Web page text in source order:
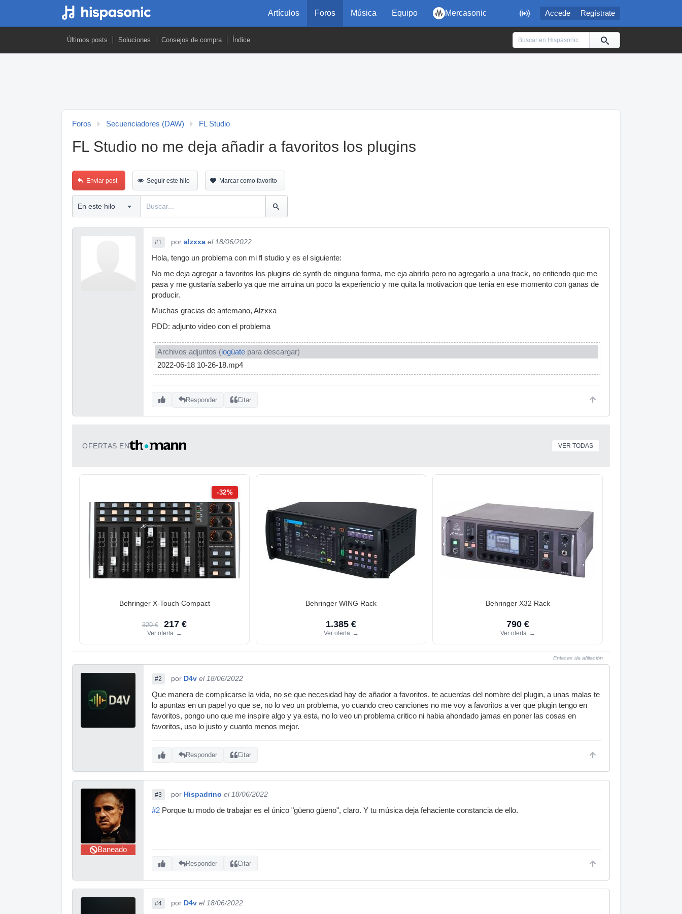
 Accede Regístrate
Artículos Foros Música Equipo Mercasonic
Últimos posts Soluciones Consejos de compra Índice
Foros Secuenciadores (DAW) FL Studio
FL Studio no me deja añadir a favoritos los plugins
Enviar post Seguir este hilo Marcar como favorito
#1 por alzxxa el 18/06/2022
Hola, tengo un problema con mi fl studio y es el siguiente:
No me deja agregar a favoritos los plugins de synth de ninguna forma, me eja abrirlo pero no agregarlo a una track, no entiendo que me
pasa y me gustaría saberlo ya que me arruina un poco la experiencio y me quita la motivacion que tenia en ese momento con ganas de
producir.
Muchas gracias de antemano, Alzxxa
PDD: adjunto video con el problema
Archivos adjuntos (logúate para descargar)
2022-06-18 10-26-18.mp4
Responder Citar
OFERTAS EN VER TODAS
-32%
Behringer X-Touch Compact
320 € 217 €
Ver oferta →
Behringer WING Rack
1.385 €
Ver oferta →
Behringer X32 Rack
790 €
Ver oferta →
Enlaces de afiliación
#2 por D4v el 18/06/2022
Que manera de complicarse la vida, no se que necesidad hay de añador a favoritos, te acuerdas del nombre del plugin, a unas malas te
lo apuntas en un papel yo que se, no lo veo un problema, yo cuando creo canciones no me voy a favoritos a ver que plugin tengo en
favoritos, pongo uno que me inspire algo y ya esta, no lo veo un problema critico ni habia ahondado jamas en poner las cosas en
favoritos, uso lo justo y cuanto menos mejor.
Responder Citar
Baneado
#3 por Hispadrino el 18/06/2022
#2 Porque tu modo de trabajar es el único "güeno güeno", claro. Y tu música deja fehaciente constancia de ello.
Responder Citar
#4 por D4v el 18/06/2022